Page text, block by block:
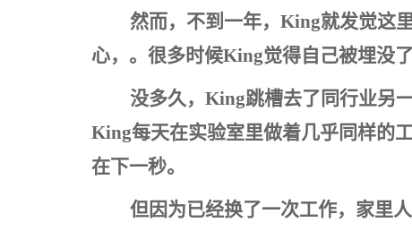
然而，不到一年，King就发觉这
心，。很多时候King觉得自己被埋没
没多久，King跳槽去了同行业另
King每天在实验室里做着几乎同样的
在下一秒。
但因为已经换了一次工作，家里